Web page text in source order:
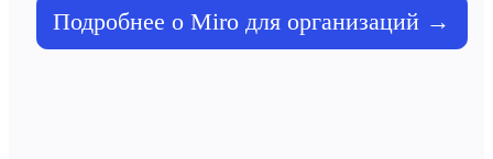
Подробнее о Miro для организаций →